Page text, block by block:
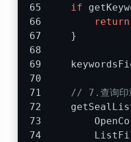
if
return
    }
// 7.查询印